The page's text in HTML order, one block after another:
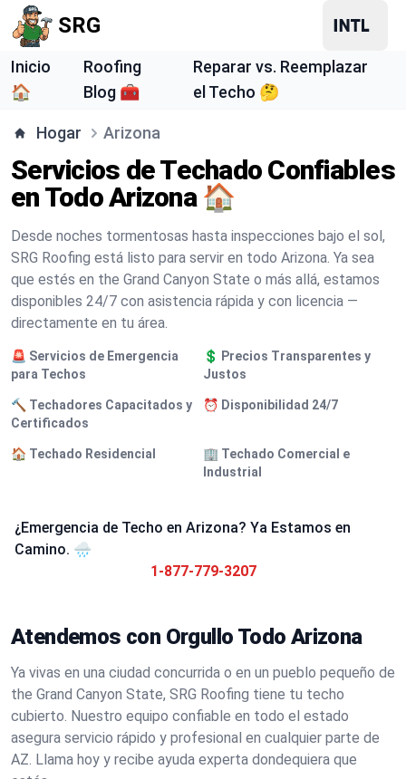
SRG
Inicio
🏠
Roofing
Blog 🧰
Reparar vs. Reemplazar
el Techo 🤔
Hogar Arizona
Servicios de Techado Confiables
en Todo Arizona 🏠
Desde noches tormentosas hasta inspecciones bajo el sol,
SRG Roofing está listo para servir en todo Arizona. Ya sea
que estés en the Grand Canyon State o más allá, estamos
disponibles 24/7 con asistencia rápida y con licencia —
directamente en tu área.
🚨 Servicios de Emergencia
para Techos
💲 Precios Transparentes y
Justos
🔨 Techadores Capacitados y
Certificados
⏰ Disponibilidad 24/7
🏠 Techado Residencial
🏢 Techado Comercial e
Industrial
¿Emergencia de Techo en Arizona? Ya Estamos en
Camino. 🌧️
1-877-779-3207
Atendemos con Orgullo Todo Arizona
Ya vivas en una ciudad concurrida o en un pueblo pequeño de
the Grand Canyon State, SRG Roofing tiene tu techo
cubierto. Nuestro equipo confiable en todo el estado
asegura servicio rápido y profesional en cualquier parte de
AZ. Llama hoy y recibe ayuda experta dondequiera que